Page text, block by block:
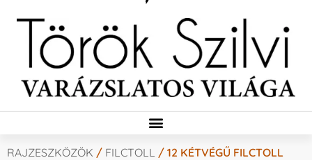
RAJZESZKÖZÖK / FILCTOLL / 12 KÉTVÉGŰ FILCTOLL